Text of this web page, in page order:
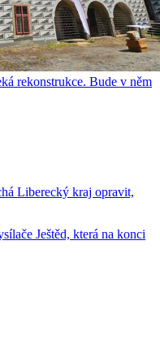
rekonstrukce. Bude v něm
Liberecký kraj opravit,
Ještěd, která na konci